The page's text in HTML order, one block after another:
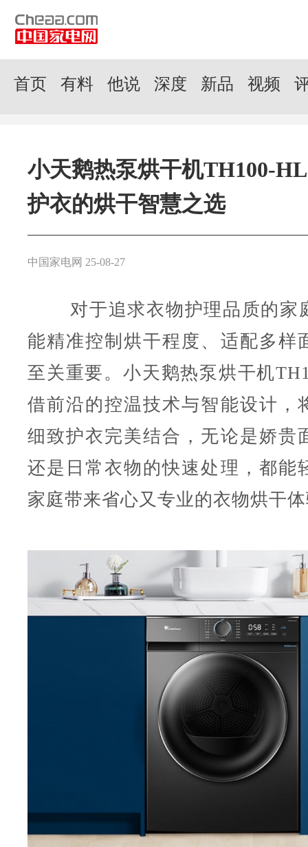
首页 有料 他说 深度 新品 视频
小天鹅热泵烘干机TH100-
护衣的烘干智慧之选
中国家电网 25-08-27
对于追求衣物护理品质的家
能精准控制烘干程度、适配多样
至关重要。小天鹅热泵烘干机
借前沿的控温技术与智能设计，
细致护衣完美结合，无论是娇贵
还是日常衣物的快速处理，都能
家庭带来省心又专业的衣物烘干